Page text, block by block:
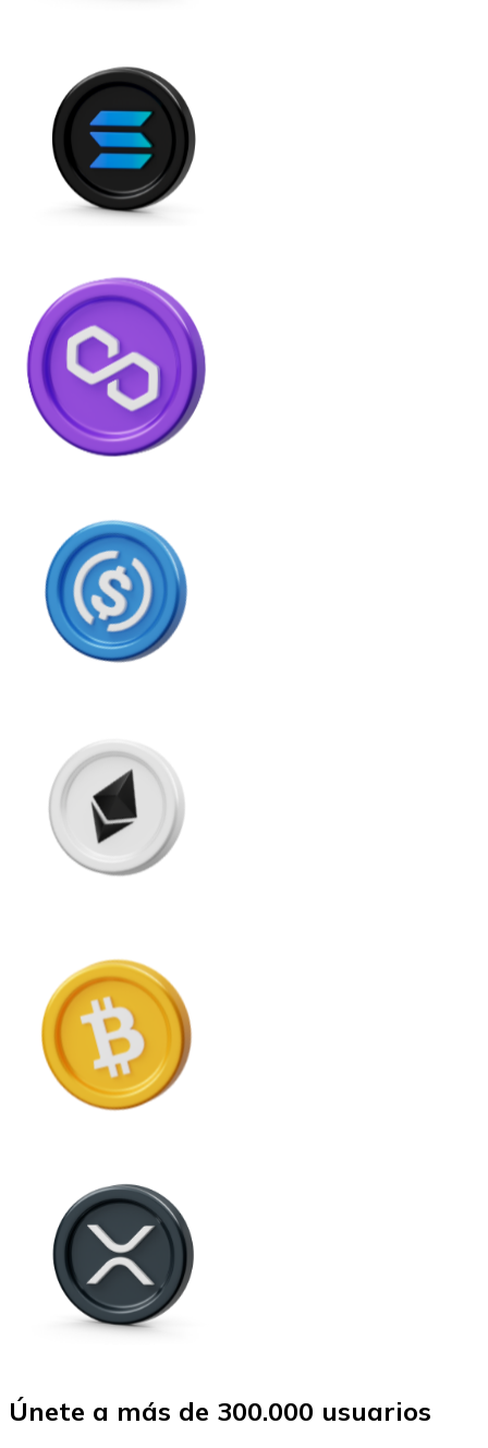
Únete a más de 300.000 usuarios